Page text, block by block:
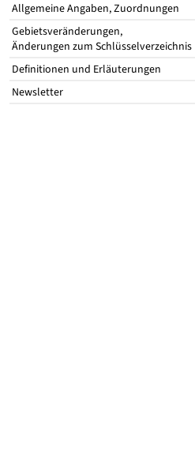
Allgemeine Angaben, Zuordnungen
Gebietsveränderungen,
Änderungen zum Schlüsselverzeichnis
Definitionen und Erläuterungen
Newsletter